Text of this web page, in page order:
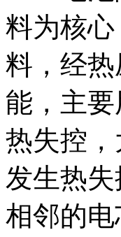
料为核
料，经
能，主
热失控
发生热
相邻的